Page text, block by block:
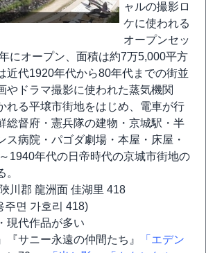
ャルの撮影ロ
ケに使われる
オープンセッ
にオープン、面積は約7万5,000平方
近代1920年代から80年代までの街並
やドラマ撮影に使われた蒸気機関
れる平壌市街地をはじめ、電車が行
総督府・憲兵隊の建物・京城駅・半
ス病院・パゴダ劇場・本屋・床屋・
1940年代の日帝時代の京城市街地の
川郡 龍洲面 佳湖里 418
주면 가호리 418)
代作品が多い
『サニー永遠の仲間たち』
「エデン